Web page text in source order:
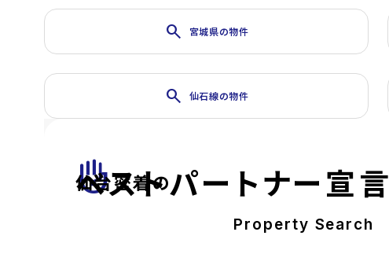
search 宮城県の物件
search 仙石線の物件
front_hand
仙台密着の
ベストパートナー宣言
Property Search